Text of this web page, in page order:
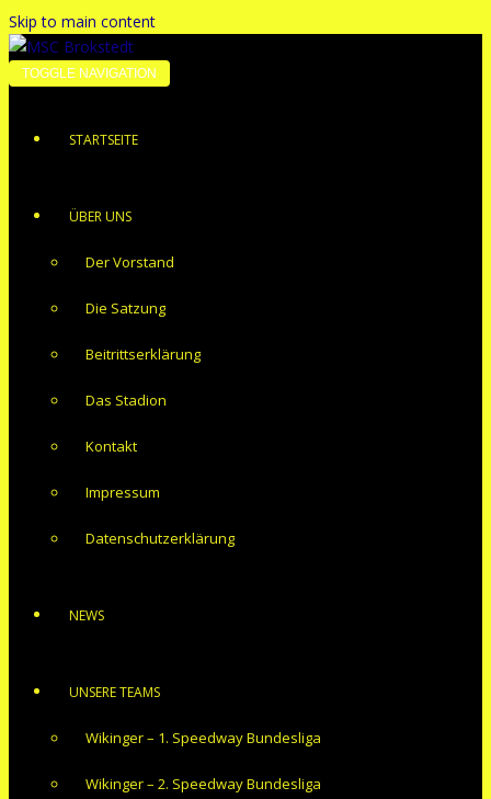
Skip to main content
TOGGLE NAVIGATION
STARTSEITE
ÜBER UNS
Der Vorstand
Die Satzung
Beitrittserklärung
Das Stadion
Kontakt
Impressum
Datenschutzerklärung
NEWS
UNSERE TEAMS
Wikinger – 1. Speedway Bundesliga
Wikinger – 2. Speedway Bundesliga